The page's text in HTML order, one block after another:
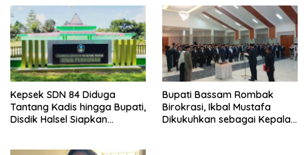
Kepsek SDN 84 Diduga
Tantang Kadis hingga Bupati,
Disdik Halsel Siapkan
Bupati Bassam Rombak
Birokrasi, Ikbal Mustafa
Dikukuhkan sebagai Kepala